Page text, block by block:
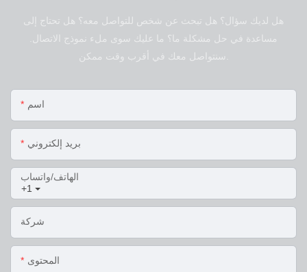
هل لديك سؤال؟ هل تبحث عن شخص للتواصل معه؟ هل تحتاج إلى
مساعدة في حل مشكلة ما؟ ما عليك سوى ملء نموذج الاتصال.
اسم
بريد إلكتروني
+1
الهاتف/واتساب
شركة
المحتوى